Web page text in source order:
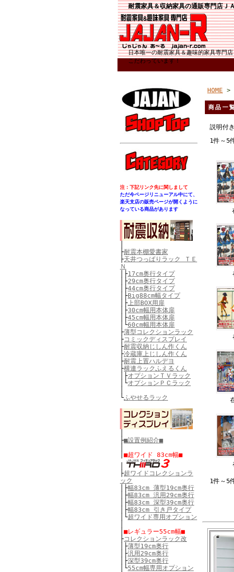
耐震家具＆収納家具の通販専門店Ｊ
日本唯一の耐震家具＆趣味的家具専門
こだわっています！
注：下記リンク先に関しまして
ただ今ページリニューアル中にて、
楽天支店の販売ページが開くように
なっている商品があります
├耐震本棚愛書家
├天井つっぱりラック ＴＥ
Ｎ
├17cm奥行タイプ
├29cm奥行タイプ
├44cm奥行タイプ
├Big88cm幅タイプ
├ 上部BOX用扉
├30cm幅用本体扉
├45cm幅用本体扉
└60cm幅用本体扉
├薄型コレクションラック
├コミックディスプレイ
├耐震収納じしん作くん
├冷蔵庫上じしん作くん
├耐震上置ハルデヨ
├横連ラックふえるくん
├オプションＴＶラック
└オプションＰＣラック
└ふやせるラック
├■設置例紹介■
■超ワイド 83cm幅■
├超ワイドコレクションラ
ック
├幅83cm 薄型19cm奥行
├幅83cm 汎用29cm奥行
├幅83cm 深型39cm奥行
├幅83cm 引き戸タイプ
└超ワイド専用オプション
■レギュラー55cm幅■
├コレクションラック改
├薄型19cm奥行
├汎用29cm奥行
├深型39cm奥行
└55cm幅専用オプション
HOME >
商品一
説明付
1件～5
1件～5